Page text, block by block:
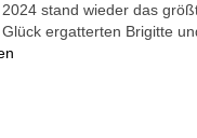
stand wieder das
ergatterten Brigitte